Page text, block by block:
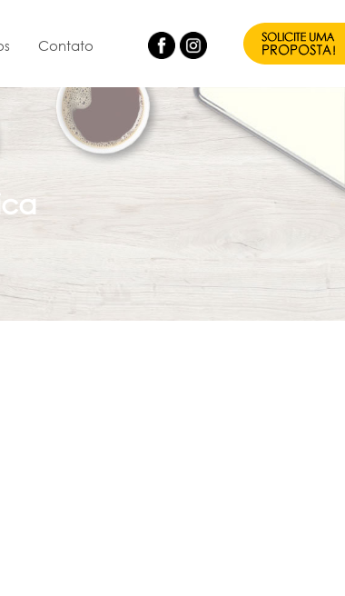
Contato